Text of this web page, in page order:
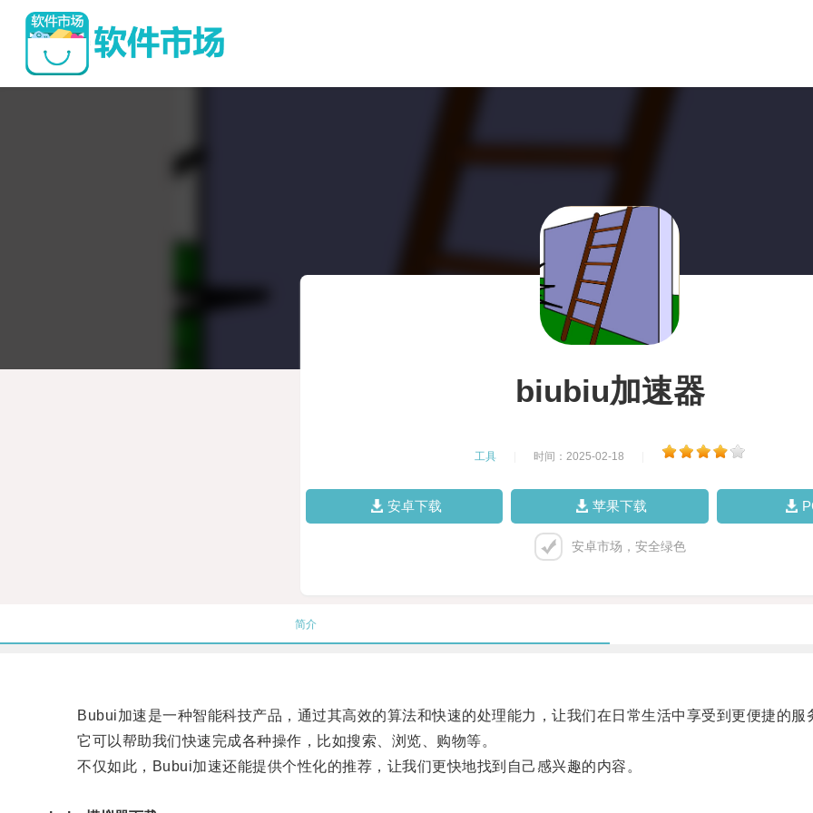
biubiu加速器
工具 时间：2025-02-18
安卓下载 苹果下载
安卓市场，安全绿色
简介
Bubui加速是一种智能科技产品，通过其高效的算法和快速的处理能力，让我们在日常生活中享受到更便捷的服
它可以帮助我们快速完成各种操作，比如搜索、浏览、购物等。
不仅如此，Bubui加速还能提供个性化的推荐，让我们更快地找到自己感兴趣的内容。